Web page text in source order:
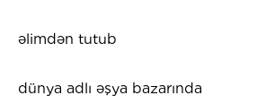
əlimdən tutub
dünya adlı əşya bazarında